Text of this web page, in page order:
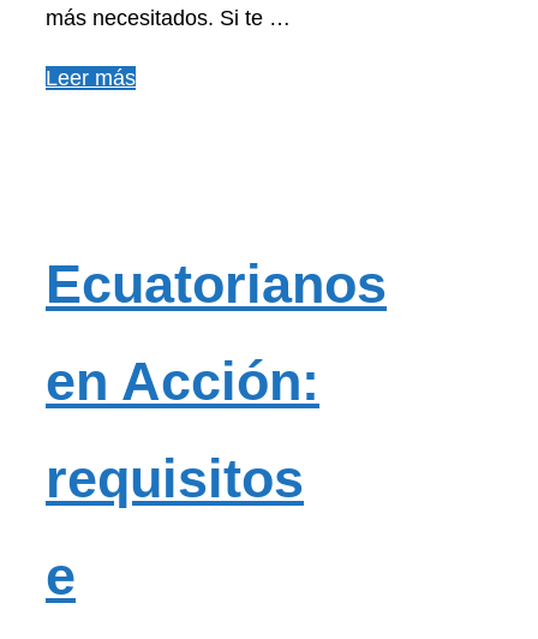
más necesitados. Si te …
Leer más
Ecuatorianos
en Acción:
requisitos
e